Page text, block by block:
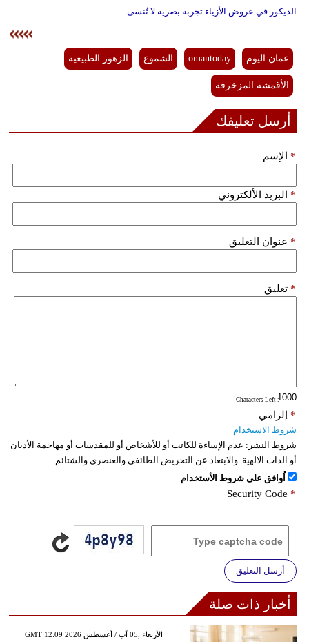
الديكور في عروض الأزياء تجربة بصرية لا تُنسى
عمان اليوم omantoday الشموع الزهور الطبيعية
الأقمشة المزخرفة
أرسل تعليقك
الإسم *
البريد الألكتروني *
عنوان التعليق *
تعليق *
: Characters Left
إلزامي *
شروط الاستخدام
شروط النشر: عدم الإساءة للكاتب أو للأشخاص أو للمقدسات أو مهاجمة الأديان
أو الذات الالهية. والابتعاد عن التحريض الطائفي والعنصري والشتائم.
اُوافق على شروط الأستخدام
Security Code *
أرسل التعليق
أخبار ذات صلة
GMT 12:09 2026 الأربعاء ,05 آب / أغسطس